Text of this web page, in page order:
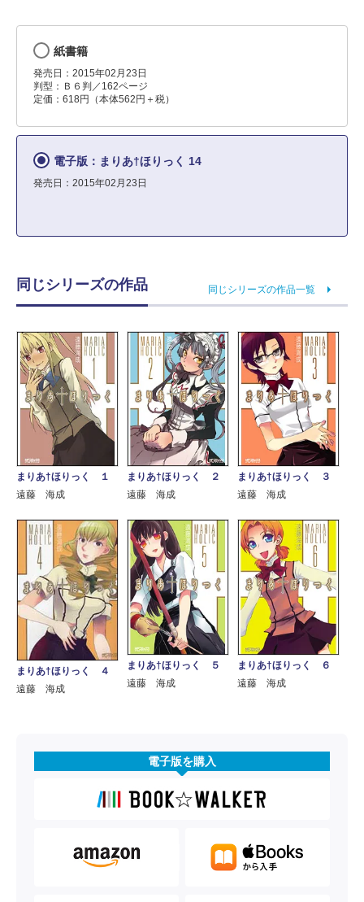
紙書籍
発売日：2015年02月23日
判型：Ｂ６判／162ページ
定価：618円（本体562円＋税）
電子版：まりあ†ほりっく 14
発売日：2015年02月23日
同じシリーズの作品 同じシリーズの作品一覧
まりあ†ほりっく １
遠藤 海成
まりあ†ほりっく ２
遠藤 海成
まりあ†ほりっく ３
遠藤 海成
まりあ†ほりっく ４
遠藤 海成
まりあ†ほりっく ５
遠藤 海成
まりあ†ほりっく ６
遠藤 海成
電子版を購入